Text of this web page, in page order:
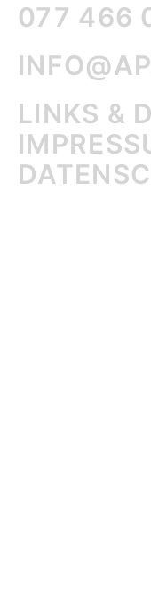
077 466
LINKS &